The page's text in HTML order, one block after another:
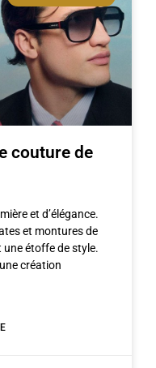
couture de
et d’élégance.
et montures de
étoffe de style.
création